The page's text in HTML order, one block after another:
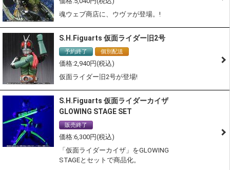
魂ウェブ商店に、ウヴァが登場。!
S.H.Figuarts 仮面ライダー旧2号
予約終了 個別配送
2,940
仮面ライダー旧2号が登場!
S.H.Figuarts 仮面ライダーカイザ
GLOWING STAGE SET
販売終了
6,300
「仮面ライダーカイザ」をGLOWING
STAGEとセットで商品化。